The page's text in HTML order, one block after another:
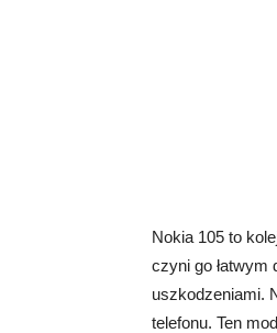
Nokia 105 to
czyni go łatwym
uszkodzeniami.
telefonu. Ten